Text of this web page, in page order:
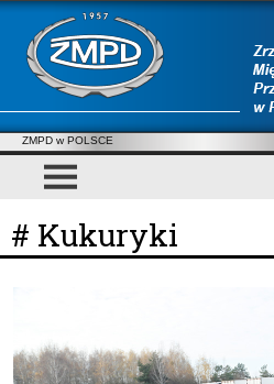
ZMPD w POLSCE
# Kukuryki